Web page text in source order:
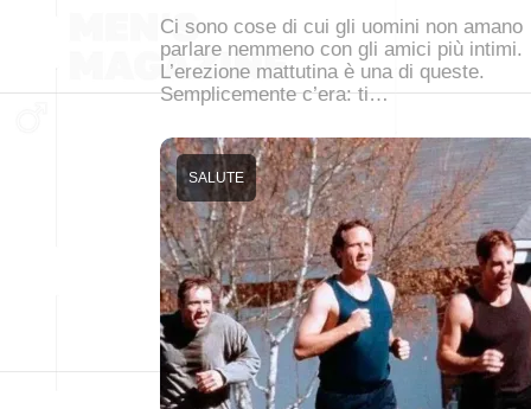
Ci sono cose di cui gli uomini non amano
parlare nemmeno con gli amici più intimi.
L’erezione mattutina è una di queste.
Semplicemente c’era: ti…
SALUTE